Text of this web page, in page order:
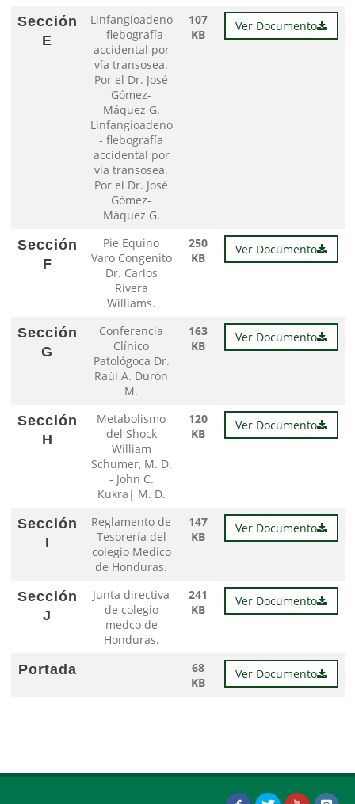
Sección
E
Linfangioadeno
- flebografía
accidental por
vía transosea.
Por el Dr. José
Gómez-
Máquez G.
Linfangioadeno
- flebografía
accidental por
vía transosea.
Por el Dr. José
Gómez-
Máquez G.
107
KB
Ver Documento
Sección
F
Pie Equino
Varo Congenito
Dr. Carlos
Rivera
Williams.
250
KB
Ver Documento
Sección
G
Conferencia
Clínico
Patológoca Dr.
Raúl A. Durón
M.
163
KB
Ver Documento
Sección
H
Metabolismo
del Shock
William
Schumer, M. D.
- John C.
Kukra| M. D.
120
KB
Ver Documento
Sección
I
Reglamento de
Tesorería del
colegio Medico
de Honduras.
147
KB
Ver Documento
Sección
J
Junta directiva
de colegio
medco de
Honduras.
241
KB
Ver Documento
Portada
68
KB
Ver Documento